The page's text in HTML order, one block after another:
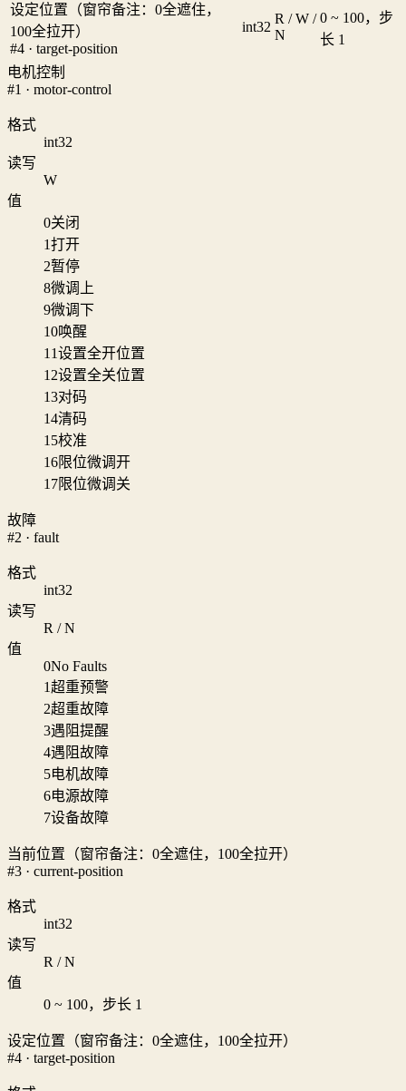
设定位置（窗帘备注：0全遮住，
100全拉开）
#4 · target-position
int32
R / W /
N
0 ~ 100，步
长 1
电机控制
#1 · motor-control
格式
int32
读写
W
值
0关闭
1打开
2暂停
8微调上
9微调下
10唤醒
11设置全开位置
12设置全关位置
13对码
14清码
15校准
16限位微调开
17限位微调关
故障
#2 · fault
格式
int32
读写
R / N
值
0No Faults
1超重预警
2超重故障
3遇阻提醒
4遇阻故障
5电机故障
6电源故障
7设备故障
当前位置（窗帘备注：0全遮住，100全拉开）
#3 · current-position
格式
int32
读写
R / N
值
0 ~ 100，步长 1
设定位置（窗帘备注：0全遮住，100全拉开）
#4 · target-position